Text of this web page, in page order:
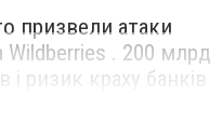
призвели атаки
Wildberries . 200 млрд
і ризик краху банків